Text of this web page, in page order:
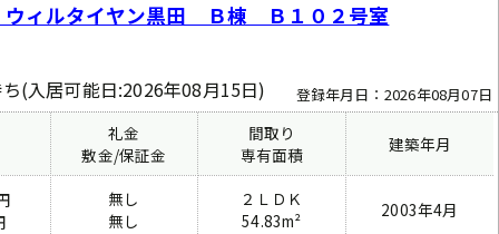
ィルタイヤン黒田 Ｂ棟 Ｂ１０２号室
(入居可能日:2026年08月15日) 登録年月日：2026年08月07日
礼金
敷金/保証金
間取り
専有面積
建築年月
無し
無し
２ＬＤＫ
54.83m²
2003年4月